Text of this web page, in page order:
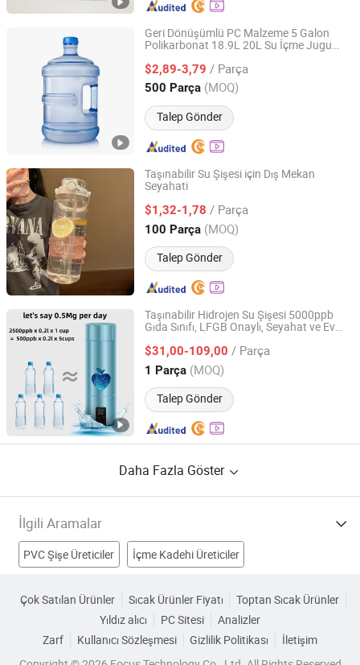
Geri Dönüşümlü PC Malzeme 5 Galon
Polikarbonat 18.9L 20L Su İçme Jugu
$2,89-3,79 / Parça
500 Parça (MOQ)
Talep Gönder
Jingfeng International Co., Ltd.
Anhui, China Fiyat 2025
Taşınabilir Su Şişesi için Dış Mekan
Seyahati
$1,32-1,78 / Parça
100 Parça (MOQ)
Talep Gönder
Changsha Sunflower B&T Co., Ltd.
Hunan, China Fiyat 2023
Taşınabilir Hidrojen Su Şişesi 5000ppb
Gıda Sınıfı, LFGB Onaylı, Seyahat ve Ev
Üretici
$31,00-109,00 / Parça
1 Parça (MOQ)
Talep Gönder
Shanghai H-Ray S&T Co., Ltd
Shanghai, China Fiyat 2024
Daha Fazla Göster
İlgili Aramalar
PVC Şişe Üreticiler İçme Kadehi Üreticiler
Plastik İçme Şişesi Fabrikalar
Çok Satılan Ürünler Sıcak Ürünler Fiyatı
Toptan Sıcak Ürünler
Yıldız alıcı
PC Sitesi
Analizler
Zarf
Kullanıcı Sözleşmesi Gizlilik Politikası
İletişim